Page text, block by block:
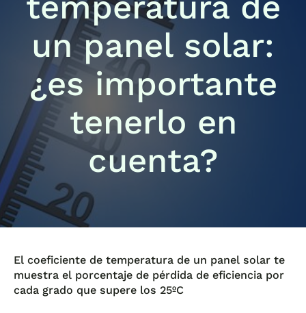
un panel solar:
¿es importante
tenerlo en
cuenta?
El coeficiente de temperatura de un panel solar te
muestra el porcentaje de pérdida de eficiencia por
cada grado que supere los 25ºC